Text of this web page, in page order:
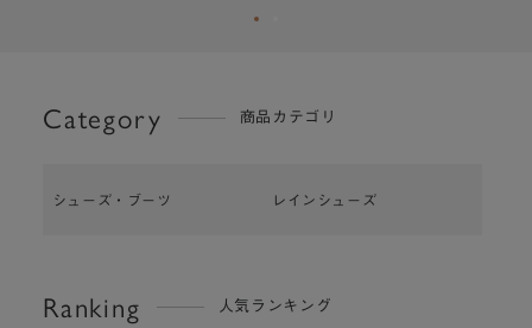
Category 商品カテゴリ
シューズ・ブーツ レインシューズ
Ranking 人気ランキング